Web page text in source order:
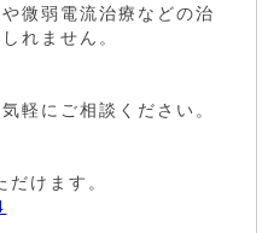
微弱電流治療などの治
れません。
軽にご相談ください。
けます。